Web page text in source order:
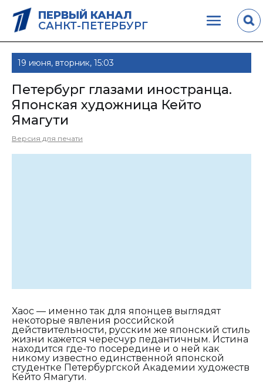
ПЕРВЫЙ КАНАЛ
САНКТ-ПЕТЕРБУРГ
19 июня, вторник, 15:03
Петербург глазами иностранца.
Японская художница Кейто
Ямагути
Версия для печати
Хаос — именно так для японцев выглядят
некоторые явления российской
действительности, русским же японский стиль
жизни кажется чересчур педантичным. Истина
находится где-то посередине и о ней как
никому известно единственной японской
студентке Петербургской Академии художеств
Кейто Ямагути.